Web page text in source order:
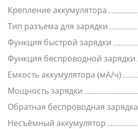
Крепление аккумулятора
Тип разъема для зарядки
Функция быстрой зарядки
Функция беспроводной зарядки
Емкость аккумулятора (мА/ч)
Мощность зарядки
Обратная беспроводная зарядка
Несъёмный аккумулятор